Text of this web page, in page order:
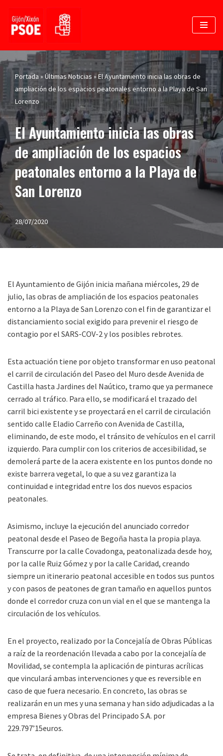
Saltar
contenido
Portada » Últimas Noticias » El Ayuntamiento inicia las obras de
ampliación de los espacios peatonales entorno a la Playa de San
Lorenzo
El Ayuntamiento inicia las obras
de ampliación de los espacios
peatonales entorno a la Playa de
San Lorenzo
28/07/2020
El Ayuntamiento de Gijón inicia mañana miércoles, 29 de
julio, las obras de ampliación de los espacios peatonales
entorno a la Playa de San Lorenzo con el fin de garantizar el
distanciamiento social exigido para prevenir el riesgo de
contagio por el SARS-COV-2 y los posibles rebrotes.
Esta actuación tiene por objeto transformar en uso peatonal
el carril de circulación del Paseo del Muro desde Avenida de
Castilla hasta Jardines del Naútico, tramo que ya permanece
cerrado al tráfico. Para ello, se modificará el trazado del
carril bici existente y se proyectará en el carril de circulación
sentido calle Eladio Carreño con Avenida de Castilla,
eliminando, de este modo, el tránsito de vehículos en el carril
izquierdo. Para cumplir con los criterios de accesibilidad, se
demolerá parte de la acera existente en los puntos donde no
existe barrera vegetal, lo que a su vez garantiza la
continuidad e integridad entre los dos nuevos espacios
peatonales.
Asimismo, incluye la ejecución del anunciado corredor
peatonal desde el Paseo de Begoña hasta la propia playa.
Transcurre por la calle Covadonga, peatonalizada desde hoy,
por la calle Ruiz Gómez y por la calle Caridad, creando
siempre un itinerario peatonal accesible en todos sus puntos
y con pasos de peatones de gran tamaño en aquellos puntos
donde el corredor cruza con un vial en el que se mantenga la
circulación de los vehículos.
En el proyecto, realizado por la Concejalía de Obras Públicas
a raíz de la reordenación llevada a cabo por la concejalía de
Movilidad, se contempla la aplicación de pinturas acrílicas
que vinculará ambas intervenciones y que es reversible en
caso de que fuera necesario. En concreto, las obras se
realizarán en un mes y una semana y han sido adjudicadas a la
empresa Bienes y Obras del Principado S.A. por
229.797’15euros.